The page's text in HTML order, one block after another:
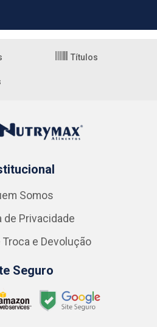
Títulos
Somos
de Privacidade
e Devolução
Seguro